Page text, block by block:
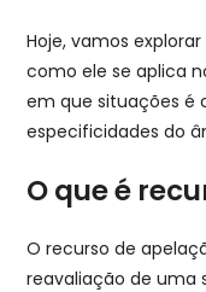
Hoje, vamos
como ele se aplica
em que situações é
especificidades do
O que é
O recurso de
reavaliação de uma